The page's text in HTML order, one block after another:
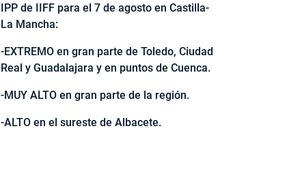
IPP de IIFF para el 7 de agosto en Castilla-
La Mancha:
-EXTREMO en gran parte de Toledo, Ciudad
Real y Guadalajara y en puntos de Cuenca.
-MUY ALTO en gran parte de la región.
-ALTO en el sureste de Albacete.